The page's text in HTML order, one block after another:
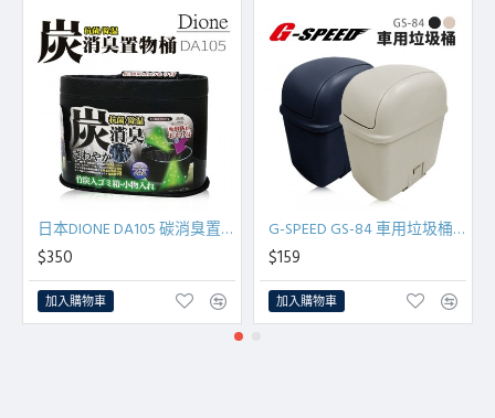
日本DIONE DA105 碳消臭置物桶
$350
加入購物車
G-SPEED GS-84 車用垃圾桶 黑/米
$159
加入購物車